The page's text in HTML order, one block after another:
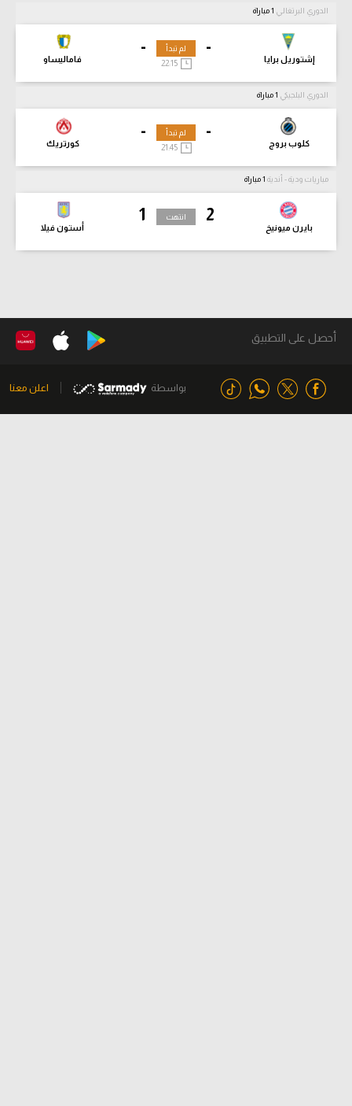
الدوري البرتغالي
-
إشتوريل برايا
-
فاماليساو
لم تبدأ
22:15
الدوري البلجيكي
-
كلوب بروج
-
كورتريك
لم تبدأ
21:45
مباريات ودية - أندية
2
بايرن ميونيخ
1
أستون فيلا
انتهت
أحصل على التطبيق
بواسطة اعلن معنا